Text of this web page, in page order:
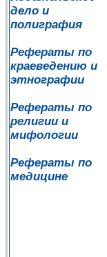
дело и
полиграфия
Рефераты по
краеведению и
этнографии
Рефераты по
религии и
мифологии
Рефераты по
медицине